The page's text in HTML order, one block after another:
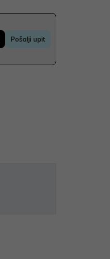
Pošalji upit